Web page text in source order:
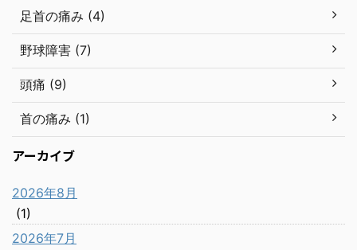
足首の痛み (4)
野球障害 (7)
頭痛 (9)
首の痛み (1)
アーカイブ
2026年8月
(1)
2026年7月